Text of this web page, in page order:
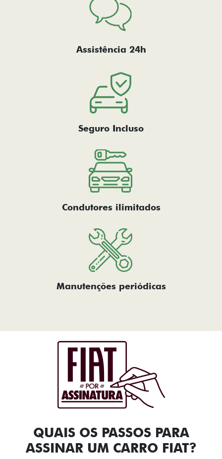
Assistência 24h
Seguro Incluso
Condutores ilimitados
Manutenções periódicas
QUAIS OS PASSOS PARA
ASSINAR UM CARRO FIAT?​